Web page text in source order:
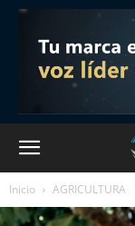
Inicio AGRICULTURA